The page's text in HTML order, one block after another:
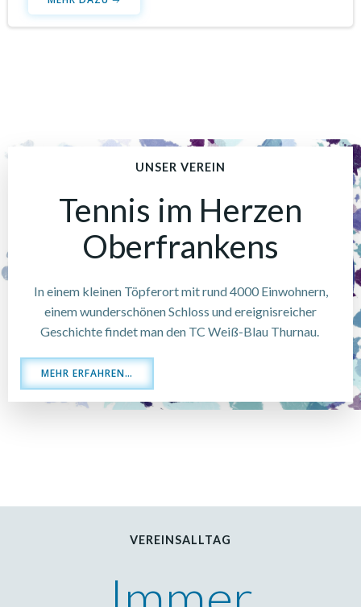
UNSER VEREIN
Tennis im Herzen
Oberfrankens
In einem kleinen Töpferort mit rund 4000 Einwohnern,
einem wunderschönen Schloss und ereignisreicher
Geschichte findet man den TC Weiß-Blau Thurnau.
MEHR ERFAHREN…
VEREINSALLTAG